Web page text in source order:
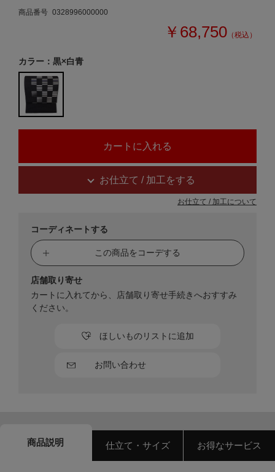
商品番号 0328996000000
￥68,750 （税込）
カラー：黒×白青
お仕立て / 加工をする
お仕立て / 加工について
コーディネートする
この商品をコーデする
お問い合わせ
ほしいものリストに追加
店舗取り寄せ
カートに入れてから、店舗取り寄せ手続きへおすすみ
ください。
商品説明 仕立て・サイズ お得なサービス